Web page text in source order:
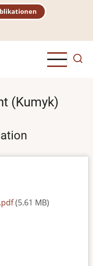
(Kumyk)
(5.61 MB)